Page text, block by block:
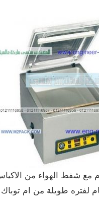
مع شفط الهواء من
لفتره طويلة من ام توباك